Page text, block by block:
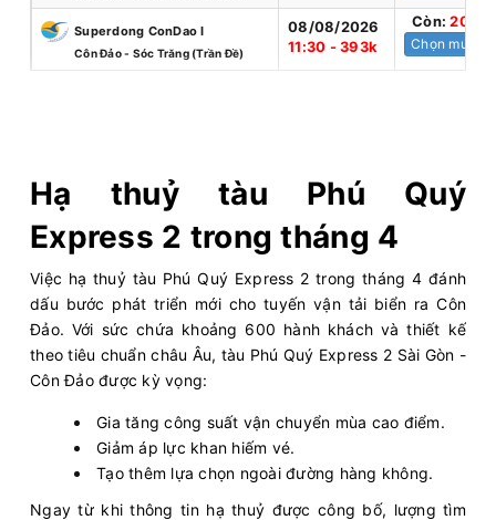
Superdong ConDao I
Côn Đảo - Sóc Trăng (Trần Đề)
08/08/2026
11:30 - 393k
Còn:20
Chọn mua
Hạ thuỷ tàu Phú Quý
Express 2 trong tháng 4
Việc hạ thuỷ tàu Phú Quý Express 2 trong tháng 4 đánh
dấu bước phát triển mới cho tuyến vận tải biển ra Côn
Đảo. Với sức chứa khoảng 600 hành khách và thiết kế
theo tiêu chuẩn châu Âu, tàu Phú Quý Express 2 Sài Gòn -
Côn Đảo được kỳ vọng:
Gia tăng công suất vận chuyển mùa cao điểm.
Giảm áp lực khan hiếm vé.
Tạo thêm lựa chọn ngoài đường hàng không.
Ngay từ khi thông tin hạ thuỷ được công bố, lượng tìm